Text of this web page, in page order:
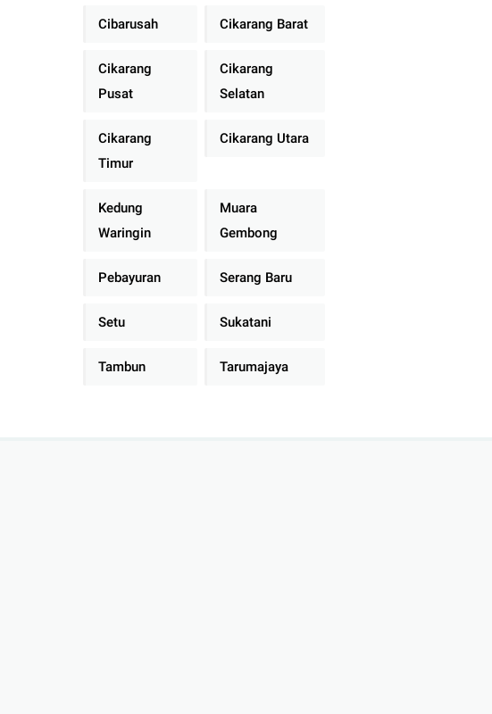
Cibarusah Cikarang Barat
Cikarang
Pusat
Cikarang
Selatan
Cikarang
Timur
Cikarang Utara
Kedung
Waringin
Muara
Gembong
Pebayuran Serang Baru
Setu Sukatani
Tambun Tarumajaya